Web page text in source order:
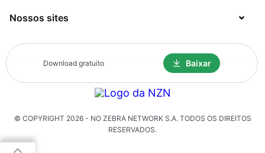
Download gratuito Baixar
Sobre
Contato
Política de Privacidade
Solicitação de Exclusão de Dados
Nossos sites
TecMundo
Click Jogos
The Brief
© COPYRIGHT 2026- NO ZEBRA NETWORK S.A. TODOS OS DIREITOS
RESERVADOS.